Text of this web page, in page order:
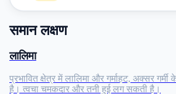
समान लक्षण
लालिमा
प्रभावित क्षेत्र में लालिमा और गर्माहट, अक्सर
है। त्वचा चमकदार और तनी हुई लग सकती है।